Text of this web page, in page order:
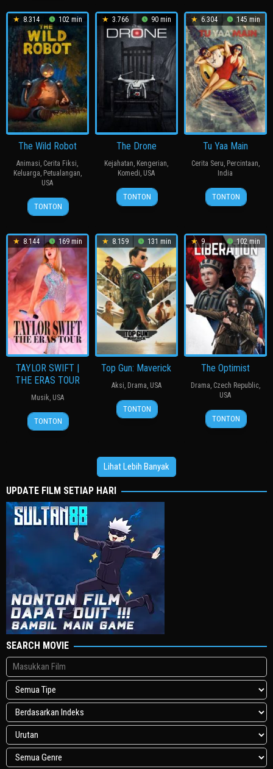
8.314 102 min
The Wild Robot
Animasi, Cerita Fiksi,
Keluarga, Petualangan,
USA
12
Sep
Chris
Sanders
TONTON
3.766 90 min
The Drone
Kejahatan, Kengerian,
Komedi, USA
22
Nov
Jordan
Rubin
TONTON
6.304 145 min
Tu Yaa Main
Cerita Seru, Percintaan,
India
11
Feb
Bejoy
Nambiar
TONTON
8.144 169 min
TAYLOR SWIFT |
THE ERAS TOUR
Musik, USA
13
Oct
Sam
Wrench
TONTON
8.159 131 min
Top Gun: Maverick
Aksi, Drama, USA
21
May
Scott
Robertson
TONTON
9 102 min
The Optimist
Drama, Czech Republic,
USA
11
Mar
Finn
Taylor
TONTON
Lihat Lebih Banyak
UPDATE FILM SETIAP HARI
SEARCH MOVIE